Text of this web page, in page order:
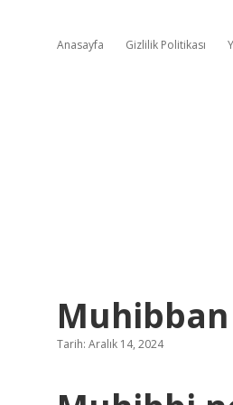
Anasayfa Gizlilik Politikası
Muhibban
Tarih: Aralık 14, 2024